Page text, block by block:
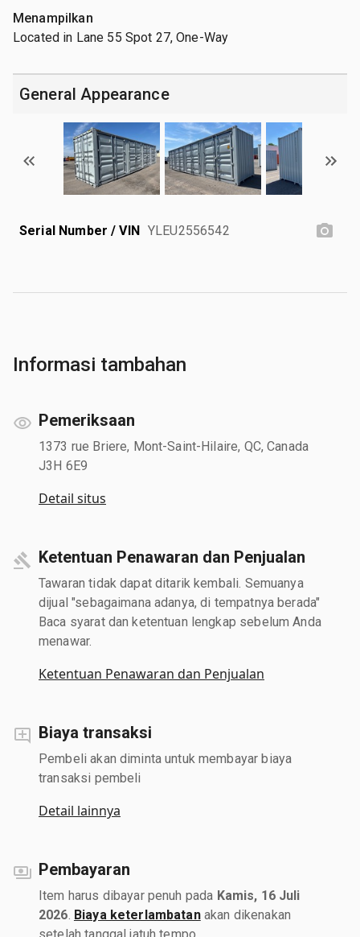
Menampilkan
Located in Lane 55 Spot 27, One-Way
General Appearance
Serial Number / VIN YLEU2556542
Informasi tambahan
Pemeriksaan
1373 rue Briere, Mont-Saint-Hilaire, QC, Canada
J3H 6E9
Detail situs
Ketentuan Penawaran dan Penjualan
Tawaran tidak dapat ditarik kembali. Semuanya
dijual "sebagaimana adanya, di tempatnya berada"
Baca syarat dan ketentuan lengkap sebelum Anda
menawar.
Ketentuan Penawaran dan Penjualan
Biaya transaksi
Pembeli akan diminta untuk membayar biaya
transaksi pembeli
Detail lainnya
Pembayaran
Item harus dibayar penuh pada Kamis, 16 Juli
2026 Biaya keterlambatanakan dikenakan